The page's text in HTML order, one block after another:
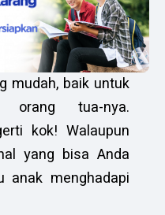
mudah, baik untuk
orang tua-nya.
kok! Walaupun
yang bisa Anda
anak menghadapi